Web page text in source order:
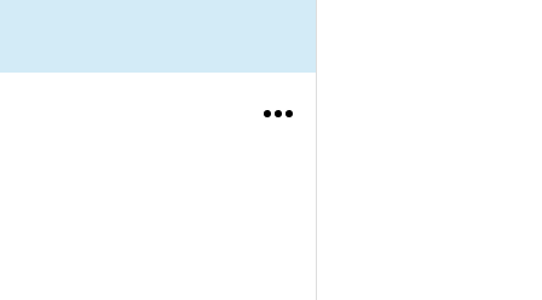
kan ook aanwijzingen voor het gebruik
niveau. Komt de zoekterm in een hoger